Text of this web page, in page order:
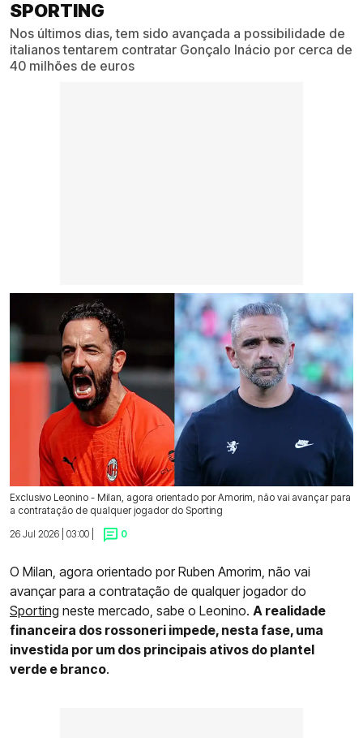
SPORTING
Nos últimos dias, tem sido avançada a possibilidade de
italianos tentarem contratar Gonçalo Inácio por cerca de
40 milhões de euros
Exclusivo Leonino - Milan, agora orientado por Amorim, não vai avançar para
a contratação de qualquer jogador do Sporting
26 Jul 2026 | 03:00 |
0
O Milan, agora orientado por Ruben Amorim, não vai
avançar para a contratação de qualquer jogador do
Sporting neste mercado, sabe o Leonino. A realidade
financeira dos rossoneri impede, nesta fase, uma
investida por um dos principais ativos do plantel
verde e branco.